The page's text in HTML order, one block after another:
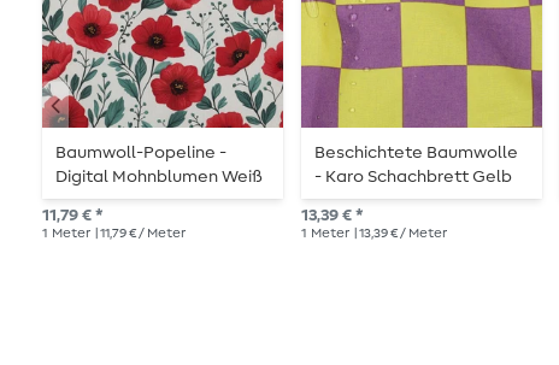
Baumwoll-Popeline -
Digital Mohnblumen Weiß
11,79 € *
1 Meter | 11,79 € / Meter
Beschichtete Baumwolle
- Karo Schachbrett Gelb
Lila
13,39 € *
1 Meter | 13,39 € / Meter